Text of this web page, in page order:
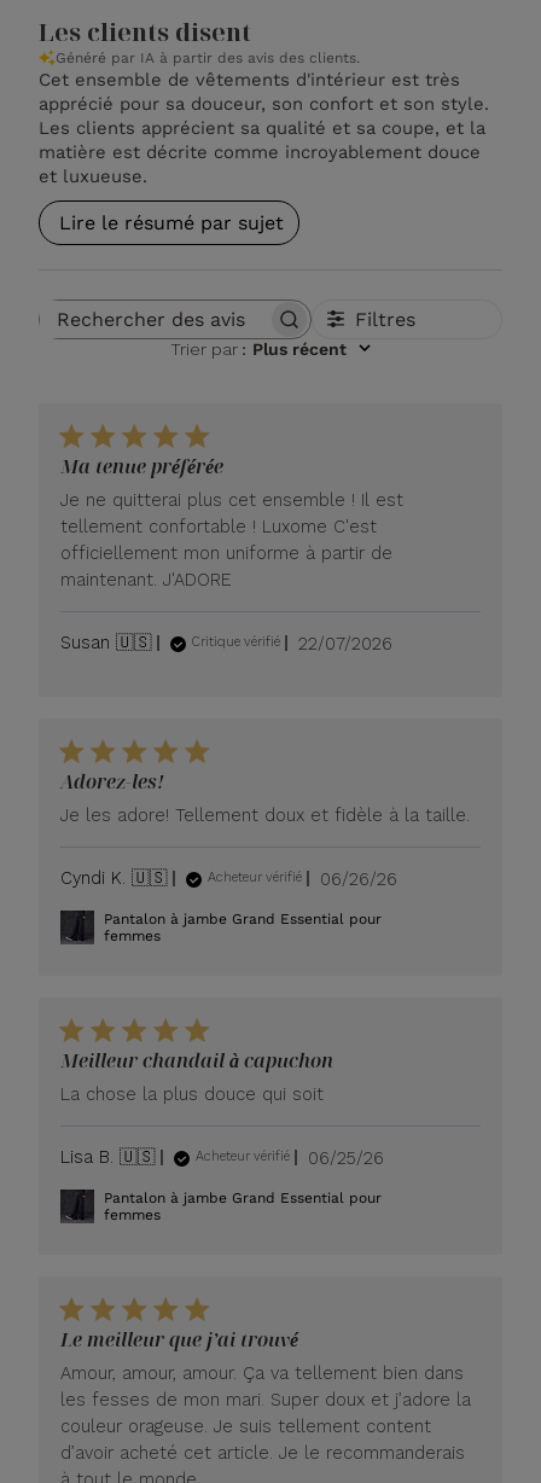
Les clients disent
Généré par IA à partir des avis des clients.
Cet ensemble de vêtements d'intérieur est très
apprécié pour sa douceur, son confort et son style.
Les clients apprécient sa qualité et sa coupe, et la
matière est décrite comme incroyablement douce
et luxueuse.
Lire le résumé par sujet
Rechercher des avis Filtres
Trier par : Plus récent
Ma tenue préférée
Je ne quitterai plus cet ensemble ! Il est
tellement confortable ! Luxome C'est
officiellement mon uniforme à partir de
maintenant. J'ADORE
Susan 🇺🇸 Critique vérifié
Date
22/07/2026
Adorez-les!
Je les adore! Tellement doux et fidèle à la taille.
Cyndi K. 🇺🇸 Acheteur vérifié
Date
publication
06/26/26
Pantalon à jambe Grand Essential pour
femmes
Meilleur chandail à capuchon
La chose la plus douce qui soit
Lisa B. 🇺🇸 Acheteur vérifié
Date
publication
06/25/26
Pantalon à jambe Grand Essential pour
femmes
Le meilleur que j’ai trouvé
Amour, amour, amour. Ça va tellement bien dans
les fesses de mon mari. Super doux et j’adore la
couleur orageuse. Je suis tellement content
d’avoir acheté cet article. Je le recommanderais